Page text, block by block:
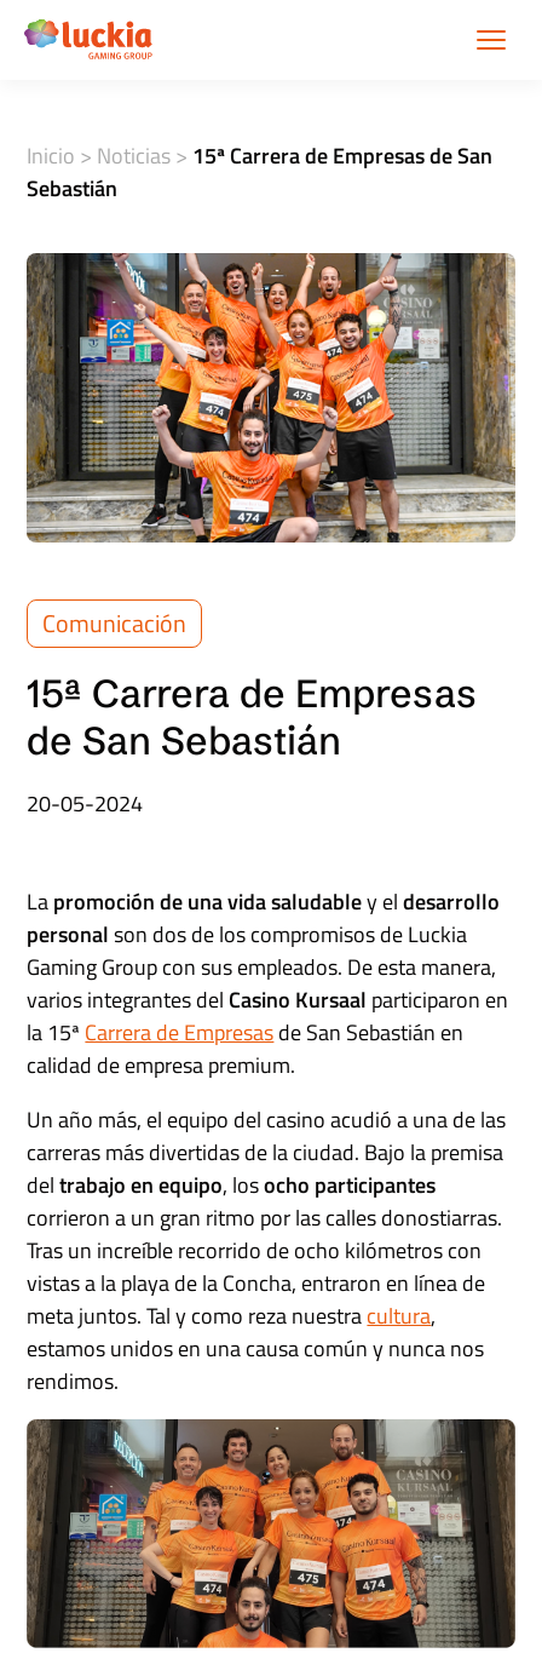
Inicio > Noticias> 15ª Carrera de Empresas de San
Sebastián
Comunicación
15ª Carrera de Empresas
de San Sebastián
20-05-2024
Lapromoción de una vida saludabley eldesarrollo
personalson dos de los compromisos de Luckia
Gaming Group con sus empleados. De esta manera,
varios integrantes del Casino Kursaal participaron en
la 15ª Carrera de Empresasde San Sebastián en
calidad de empresa premium.
Un año más, el equipo del casino acudió a una de las
carreras más divertidas de la ciudad. Bajo la premisa
deltrabajo en equipo, losocho participantes
corrieron a un gran ritmo por las calles donostiarras.
Tras un increíble recorrido de ocho kilómetros con
vistas a la playa de la Concha, entraron en línea de
meta juntos. Tal y como reza nuestracultura,
estamos unidos en una causa común y nunca nos
rendimos.